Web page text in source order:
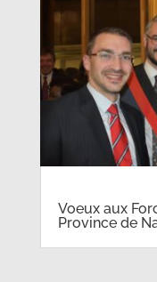
Voeux aux
Province de